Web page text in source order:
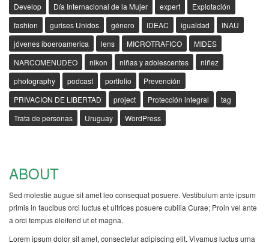
Develop
Día Internacional de la Mujer expert
Explotación
fashion
gurises Unidos género IDEAC igualdad
INAU
jóvenes iboeroamerica
lens MICROTRAFICO
MIDES
NARCOMENUDEO
nikon niñas y adolescentes
niñez
photography
podcast portfolio
Prevención
PRIVACION DE LIBERTAD
project Protección integral
tag
Trata de personas
Uruguay WordPress
ABOUT
Sed molestie augue sit amet leo consequat posuere. Vestibulum ante ipsum
primis in faucibus orci luctus et ultrices posuere cubilia Curae; Proin vel ante
a orci tempus eleifend ut et magna.
Lorem ipsum dolor sit amet, consectetur adipiscing elit. Vivamus luctus urna